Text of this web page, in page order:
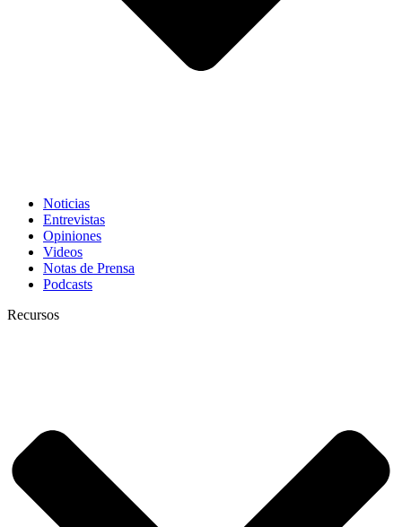
Noticias
Entrevistas
Opiniones
Videos
Notas de Prensa
Podcasts
Recursos